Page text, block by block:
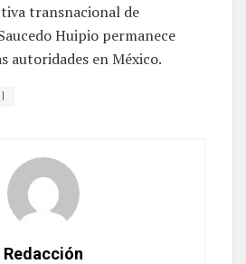
transnacional de
Huipio permanece
autoridades en México.
Redacción